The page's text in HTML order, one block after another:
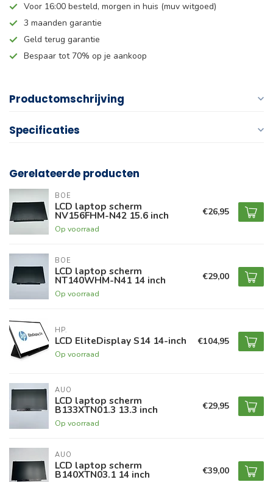
Voor 16:00 besteld, morgen in huis (muv witgoed)
3 maanden garantie
Geld terug garantie
Bespaar tot 70% op je aankoop
Productomschrijving
Specificaties
Gerelateerde producten
BOE
LCD laptop scherm
NV156FHM-N42 15.6 inch
Op voorraad
€26,95
BOE
LCD laptop scherm
NT140WHM-N41 14 inch
Op voorraad
€29,00
HP.
LCD EliteDisplay S14 14-inch
Op voorraad
€104,95
AUO
LCD laptop scherm
B133XTN01.3 13.3 inch
Op voorraad
€29,95
AUO
LCD laptop scherm
B140XTN03.1 14 inch €39,00